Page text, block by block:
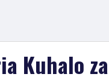
Kuhalo